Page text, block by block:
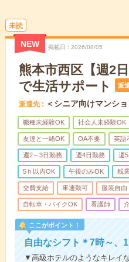
未読
NEW 掲載日 2026/08/05
熊本市西区【週2
で生活サポート
派
派遣先 ＜シニア向けマンショ
職種未経験OK 社会人未経験OK
友達と一緒OK OA不要 英語
週2～3日勤務 週4日勤務 週
5ｈ以内OK 午後のみOK 残
交費支給 車通勤可 服装自由
自転車・バイクOK 看護師
ここがポイント！
自由なシフト＊7時～、
▼高級ホテルのようなキレイ